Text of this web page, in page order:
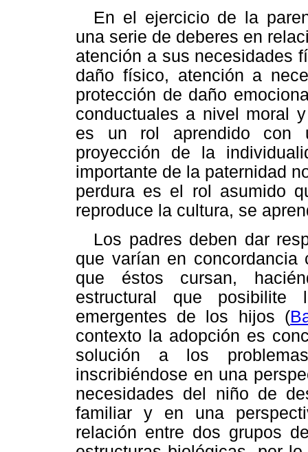
En el ejercicio de la
una serie de deberes en
atención a sus necesidades
daño físico, atención a
protección de daño
conductuales a nivel moral
es un rol aprendido con
proyección de la
importante de la paternidad
perdura es el rol asumido
reproduce la cultura, se
Los padres deben dar
que varían en
que éstos cursan,
estructural que posibilite
emergentes de los hijos (
contexto la adopción es
solución a los
inscribiéndose en una
necesidades del niño de
familiar y en una
relación entre dos grupos